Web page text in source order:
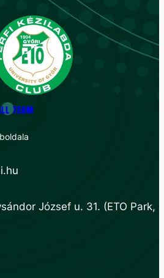
TEAM
József u. 31. (ETO Park,